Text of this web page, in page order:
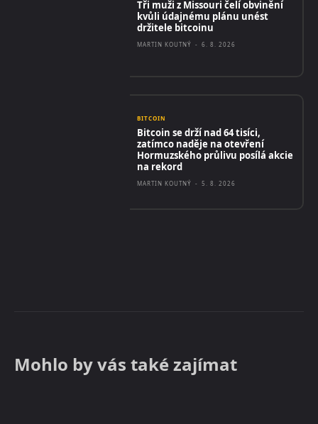
Tři muži z Missouri čelí obvinění
kvůli údajnému plánu unést
držitele bitcoinu
MARTIN KOUTNÝ - 6. 8. 2026
BITCOIN
Bitcoin se drží nad 64 tisíci,
zatímco naděje na otevření
Hormuzského průlivu posílá akcie
na rekord
MARTIN KOUTNÝ - 5. 8. 2026
Mohlo by vás také zajímat